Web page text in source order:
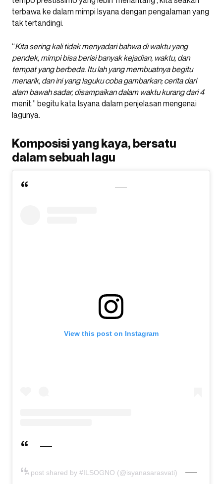
terbawa ke dalam mimpi Isyana dengan pengalaman yang
tak tertandingi.
“Kita sering kali tidak menyadari bahwa di waktu yang
pendek, mimpi bisa berisi banyak kejadian, waktu, dan
tempat yang berbeda. Itu lah yang membuatnya begitu
menarik, dan ini yang laguku coba gambarkan; cerita dari
alam bawah sadar, disampaikan dalam waktu kurang dari 4
menit.” begitu kata Isyana dalam penjelasan mengenai
lagunya.
Komposisi yang kaya, bersatu
dalam sebuah lagu
View this post on Instagram
A post shared by #ILSOGNO (@isyanasarasvati)